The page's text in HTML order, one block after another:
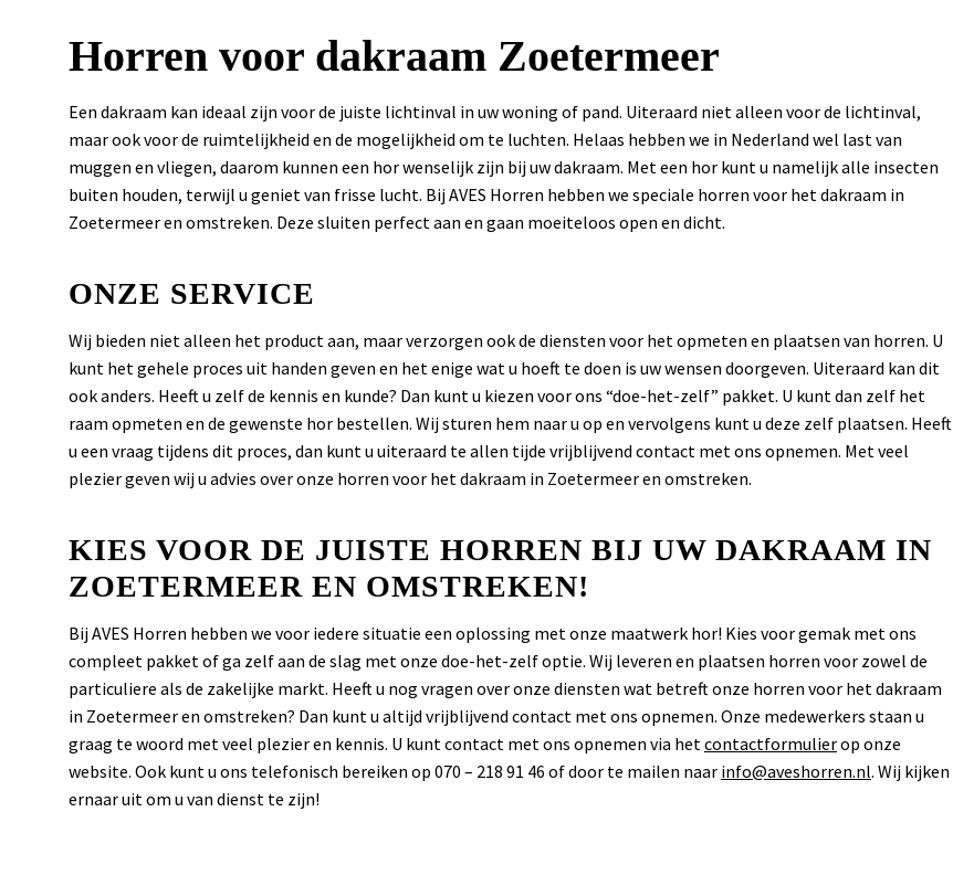
Horren voor dakraam Zoetermeer
Een dakraam kan ideaal zijn voor de juiste lichtinval in uw woning of pand. Uiteraard niet alleen voor de lichtinval,
maar ook voor de ruimtelijkheid en de mogelijkheid om te luchten. Helaas hebben we in Nederland wel last van
muggen en vliegen, daarom kunnen een hor wenselijk zijn bij uw dakraam. Met een hor kunt u namelijk alle insecten
buiten houden, terwijl u geniet van frisse lucht. Bij AVES Horren hebben we speciale horren voor het dakraam in
Zoetermeer en omstreken. Deze sluiten perfect aan en gaan moeiteloos open en dicht.
ONZE SERVICE
Wij bieden niet alleen het product aan, maar verzorgen ook de diensten voor het opmeten en plaatsen van horren. U
kunt het gehele proces uit handen geven en het enige wat u hoeft te doen is uw wensen doorgeven. Uiteraard kan dit
ook anders. Heeft u zelf de kennis en kunde? Dan kunt u kiezen voor ons “doe-het-zelf” pakket. U kunt dan zelf het
raam opmeten en de gewenste hor bestellen. Wij sturen hem naar u op en vervolgens kunt u deze zelf plaatsen. Heeft
u een vraag tijdens dit proces, dan kunt u uiteraard te allen tijde vrijblijvend contact met ons opnemen. Met veel
plezier geven wij u advies over onze horren voor het dakraam in Zoetermeer en omstreken.
KIES VOOR DE JUISTE HORREN BIJ UW DAKRAAM IN
ZOETERMEER EN OMSTREKEN!
Bij AVES Horren hebben we voor iedere situatie een oplossing met onze maatwerk hor! Kies voor gemak met ons
compleet pakket of ga zelf aan de slag met onze doe-het-zelf optie. Wij leveren en plaatsen horren voor zowel de
particuliere als de zakelijke markt. Heeft u nog vragen over onze diensten wat betreft onze horren voor het dakraam
in Zoetermeer en omstreken? Dan kunt u altijd vrijblijvend contact met ons opnemen. Onze medewerkers staan u
graag te woord met veel plezier en kennis. U kunt contact met ons opnemen via hetcontactformulierop onze
website. Ook kunt u ons telefonisch bereiken op 070 – 218 91 46 of door te mailen naar info@aveshorren.nl. Wij kijken
ernaar uit om u van dienst te zijn!